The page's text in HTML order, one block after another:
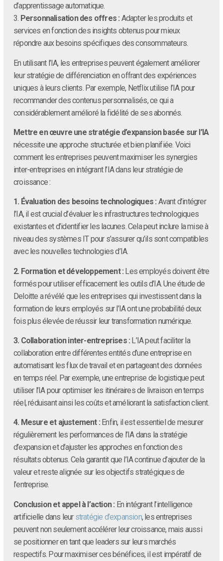
d’apprentissage automatique.
3. Personnalisation des offres : Adapter les produits et
services en fonction des insights obtenus pour mieux
répondre aux besoins spécifiques des consommateurs.
En utilisant l’IA, les entreprises peuvent également améliorer
leur stratégie de différenciation en offrant des expériences
uniques à leurs clients. Par exemple, Netflix utilise l’IA pour
recommander des contenus personnalisés, ce qui a
considérablement amélioré la fidélité de ses abonnés.
Mettre en œuvre une stratégie d’expansion basée sur l’IA
nécessite une approche structurée et bien planifiée. Voici
comment les entreprises peuvent maximiser les synergies
inter-entreprises en intégrant l’IA dans leur stratégie de
croissance :
1. Évaluation des besoins technologiques : Avant d’intégrer
l’IA, il est crucial d’évaluer les infrastructures technologiques
existantes et d’identifier les lacunes. Cela peut inclure la mise à
niveau des systèmes IT pour s’assurer qu’ils sont compatibles
avec les nouvelles technologies d’IA.
2. Formation et développement : Les employés doivent être
formés pour utiliser efficacement les outils d’IA. Une étude de
Deloitte a révélé que les entreprises qui investissent dans la
formation de leurs employés sur l’IA ont une probabilité deux
fois plus élevée de réussir leur transformation numérique.
3. Collaboration inter-entreprises : L’IA peut faciliter la
collaboration entre différentes entités d’une entreprise en
automatisant les flux de travail et en partageant des données
en temps réel. Par exemple, une entreprise de logistique peut
utiliser l’IA pour optimiser les itinéraires de livraison en temps
réel, réduisant ainsi les coûts et améliorant la satisfaction client.
4. Mesure et ajustement : Enfin, il est essentiel de mesurer
régulièrement les performances de l’IA dans la stratégie
d’expansion et d’ajuster les approches en fonction des
résultats obtenus. Cela garantit que l’IA continue d’ajouter de la
valeur et reste alignée sur les objectifs stratégiques de
l’entreprise.
Conclusion et appel à l’action : En intégrant l’intelligence
artificielle dans leur stratégie d’expansion, les entreprises
peuvent non seulement accélérer leur croissance, mais aussi
se positionner en tant que leaders sur leurs marchés
respectifs. Pour maximiser ces bénéfices, il est impératif de